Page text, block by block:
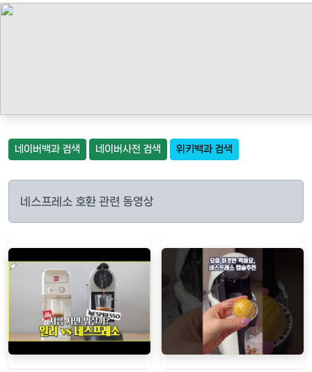
네이버백과 검색 네이버사전 검색 위키백과 검색
네스프레소 호환 관련 동영상